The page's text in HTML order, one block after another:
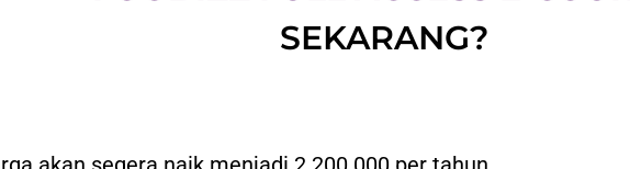
APA KATA MEREKA YANG SUDAH
FOODIZZ ONLINE CLASS?